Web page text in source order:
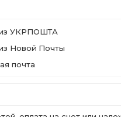
УКРПОШТА
Новой Почты
почта